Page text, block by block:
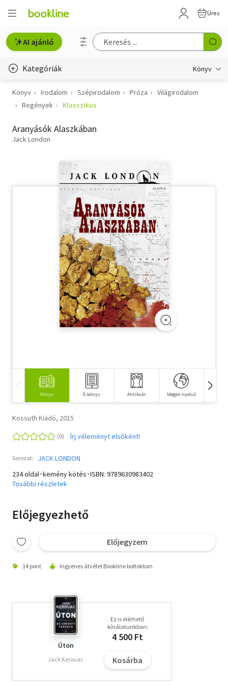
Üres
AI ajánló
Kategóriák Könyv
Életmód, egészség
Gyermek- és ifjúsági
Hobbi, szabadidő
Szótár, nyelvkönyv
Tankönyv, segédkönyv
Társadalomtudomány
Természettudomány
Könyv Irodalom Szépirodalom Próza
Világirodalom
Regények
Klasszikus
Aranyásók Alaszkában
Jack London
Könyv E-könyv Antikvár Idegen nyelvű
Kossuth Kiadó, 2015
Írj véleményt elsőként!
Sorozat:
JACK LONDON
234 oldal･kemény kötés･ISBN: 9789630983402
További részletek
Előjegyezhető
Előjegyzem
14 pont Ingyenes átvétel Bookline boltokban
Úton
Jack Kerouac
Ez is elérhető
kínálatunkban:
4 500 Ft
Kosárba